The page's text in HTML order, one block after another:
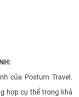
của Postum Travel.
hợp cụ thể trong khả